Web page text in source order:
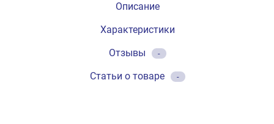
Описание
Характеристики
Отзывы
-
Статьи о товаре -